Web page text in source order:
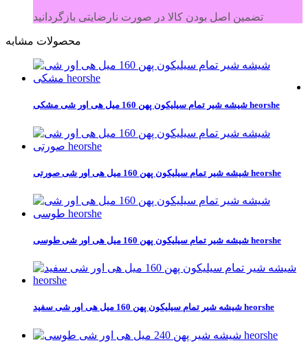
تضمین اصل بودن کالا در صورت نارضایتی بازگردانید
محصولات مشابه
شیشه شیر تمام سیلیکون پهن 160 میل هی اور شی مشکی heorshe
شیشه شیر تمام سیلیکون پهن 160 میل هی اور شی صورتی heorshe
شیشه شیر تمام سیلیکون پهن 160 میل هی اور شی طوسی heorshe
شیشه شیر تمام سیلیکون پهن 160 میل هی اور شی سفید heorshe